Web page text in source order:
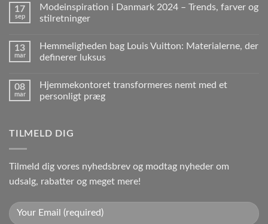
17
sep
Modeinspiration i Danmark 2024 – Trends, farver og
stilretninger
13
mar
Hemmeligheden bag Louis Vuitton: Materialerne, der
definerer luksus
08
mar
Hjemmekontoret transformeres nemt med et
personligt præg
TILMELD DIG
Tilmeld dig vores nyhedsbrev og modtag nyheder om
udsalg, rabatter og meget mere!